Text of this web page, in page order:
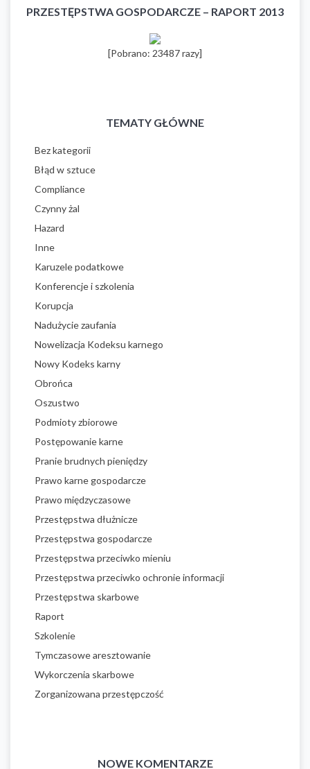
PRZESTĘPSTWA GOSPODARCZE – RAPORT 2013
[Pobrano: 23487 razy]
TEMATY GŁÓWNE
Bez kategorii
Błąd w sztuce
Compliance
Czynny żal
Hazard
Inne
Karuzele podatkowe
Konferencje i szkolenia
Korupcja
Nadużycie zaufania
Nowelizacja Kodeksu karnego
Nowy Kodeks karny
Obrońca
Oszustwo
Podmioty zbiorowe
Postępowanie karne
Pranie brudnych pieniędzy
Prawo karne gospodarcze
Prawo międzyczasowe
Przestępstwa dłużnicze
Przestępstwa gospodarcze
Przestępstwa przeciwko mieniu
Przestępstwa przeciwko ochronie informacji
Przestępstwa skarbowe
Raport
Szkolenie
Tymczasowe aresztowanie
Wykorczenia skarbowe
Zorganizowana przestępczość
NOWE KOMENTARZE